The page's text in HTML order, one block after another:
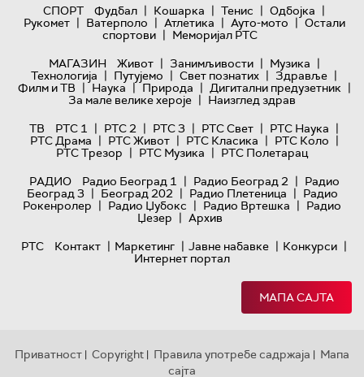
СПОРТ
Фудбал | Кошарка | Тенис | Одбојка |
Рукомет | Ватерполо | Атлетика | Ауто-мото | Остали
спортови | Меморијал РТС
МАГАЗИН
Живот | Занимљивости | Музика |
Технологијa | Путујемо | Свет познатих | Здравље |
Филм и ТВ | Наука | Природа | Дигитални предузетник |
За мале велике хероје | Наизглед здрав
ТВ
РТС 1 | РТС 2 | РТС 3 | РТС Свет | РТС Наука |
РТС Драма | РТС Живот | РТС Класика | РТС Коло |
РТС Трезор | РТС Музика | РТС Полетарац
РАДИО
Радио Београд 1 | Радио Београд 2 | Радио
Београд 3 | Београд 202 | Радио Плетеница | Радио
Рокенролер | Радио Џубокс | Радио Вртешка | Радио
Џезер | Архив
РТС
Контакт | Маркетинг | Јавне набавке | Конкурси |
Интернет портал
МАПА САЈТА
Приватност | Copyright | Правила употребе садржаја | Мапа
сајта